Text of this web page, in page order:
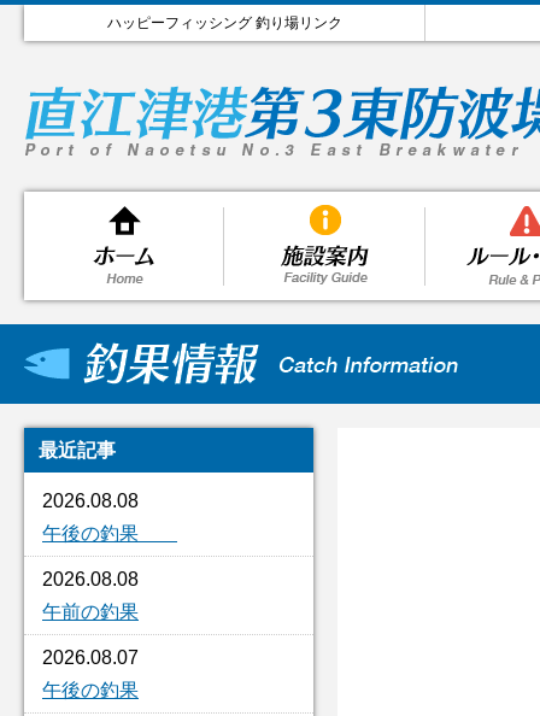
ハッピーフィッシング 釣り場リンク
最近記事
2026.08.08
午後の釣果
2026.08.08
午前の釣果
2026.08.07
午後の釣果